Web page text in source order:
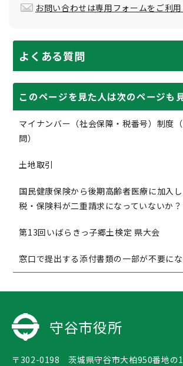
お問い合わせは専用フォームをご利用
よくある質問
このページを見た人は次のページも
マイナンバー（社会保障・税番号）制度
問）
土地取引
国民健康保険から後期高齢者医療に加入
税・保険料が二重請求になっていないか？
第13回いばらきっ子郷土検定 県大会
窓口で提出する添付書類の一部が不要にな
守谷市役所
〒302-0198 茨城県守谷市大柏950番地の1